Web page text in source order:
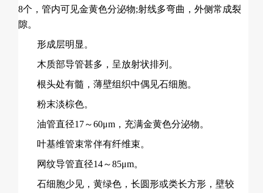
8个，管内可见金黄色分泌物;射线多弯曲，外侧常成裂
隙。
形成层明显。
木质部导管甚多，呈放射状排列。
根头处有髓，薄壁组织中偶见石细胞。
粉末淡棕色。
油管直径17～60μm，充满金黄色分泌物。
叶基维管束常伴有纤维束。
网纹导管直径14～85μm。
石细胞少见，黄绿色，长圆形或类长方形，壁较